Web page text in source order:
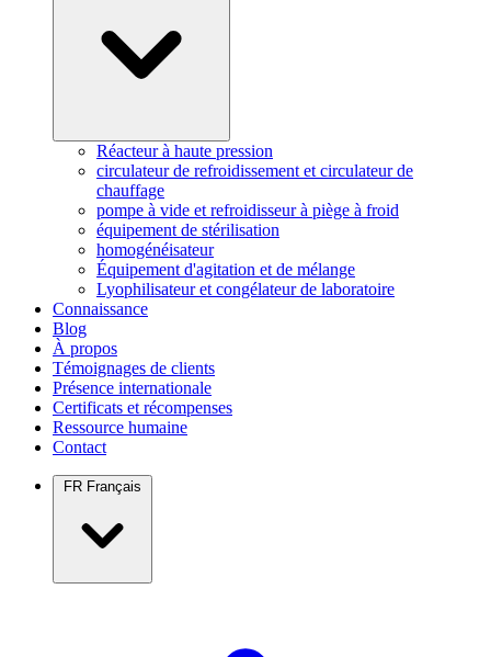
Réacteur à haute pression
circulateur de refroidissement et circulateur de
chauffage
pompe à vide et refroidisseur à piège à froid
équipement de stérilisation
homogénéisateur
Équipement d'agitation et de mélange
Lyophilisateur et congélateur de laboratoire
Connaissance
Blog
À propos
Témoignages de clients
Présence internationale
Certificats et récompenses
Ressource humaine
Contact
FR Français